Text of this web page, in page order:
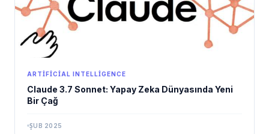
ARTIFICIAL INTELLIGENCE
Claude 3.7 Sonnet: Yapay Zeka Dünyasında Yeni
Bir Çağ
ŞUB 2025